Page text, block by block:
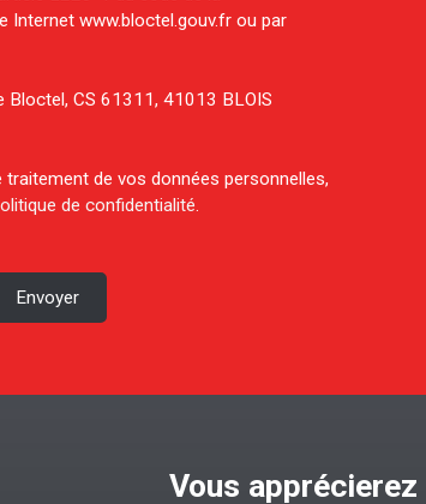
Internet www.bloctel.gouv.fr ou par
Bloctel, CS 61311, 41013 BLOIS
de vos données personnelles,
de confidentialité.
Envoyer
Vous apprécierez